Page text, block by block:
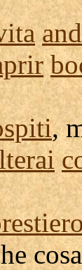
,